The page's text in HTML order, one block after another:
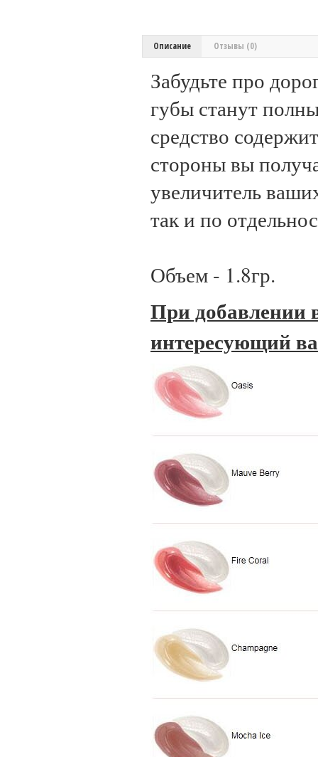
Описание Отзывы (0)
Забудьте про
губы станут
средство
стороны вы
увеличитель
так и по
Объем - 1.8гр.
При добавлении
интересующий